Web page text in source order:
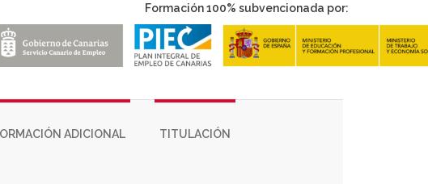
Formación 100% subvencionada por:
ADICIONAL TITULACIÓN